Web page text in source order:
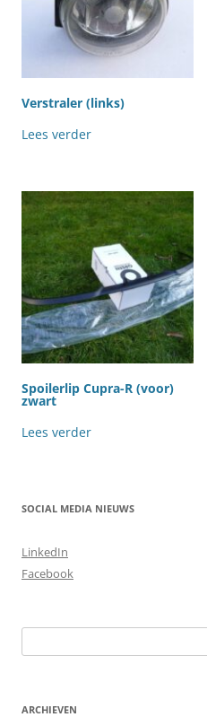
Verstraler (links)
Lees verder
Spoilerlip Cupra-R (voor)
zwart
Lees verder
SOCIAL MEDIA NIEUWS
LinkedIn
Facebook
naar:
ARCHIEVEN